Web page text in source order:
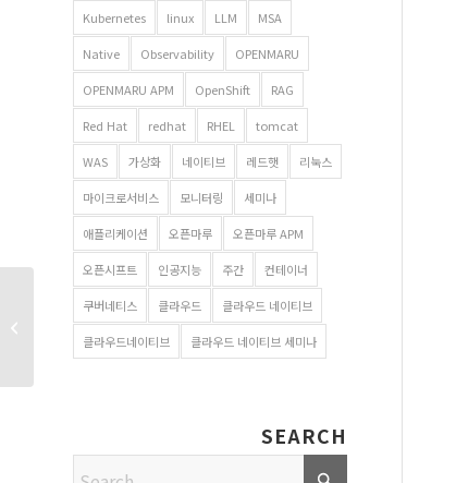
Kubernetes linux LLM MSA
Native Observability OPENMARU
OPENMARU APM OpenShift RAG
Red Hat redhat RHEL tomcat
WAS 가상화 네이티브 레드햇 리눅스
마이크로서비스 모니터링 세미나
애플리케이션 오픈마루 오픈마루 APM
오픈시프트 인공지능 주간 컨테이너
쿠버네티스 클라우드 클라우드 네이티브
클라우드네이티브 클라우드 네이티브 세미나
SEARCH
Spring Boot 컨테이너
애플리케이션을 APM으로
모니터링 하는...